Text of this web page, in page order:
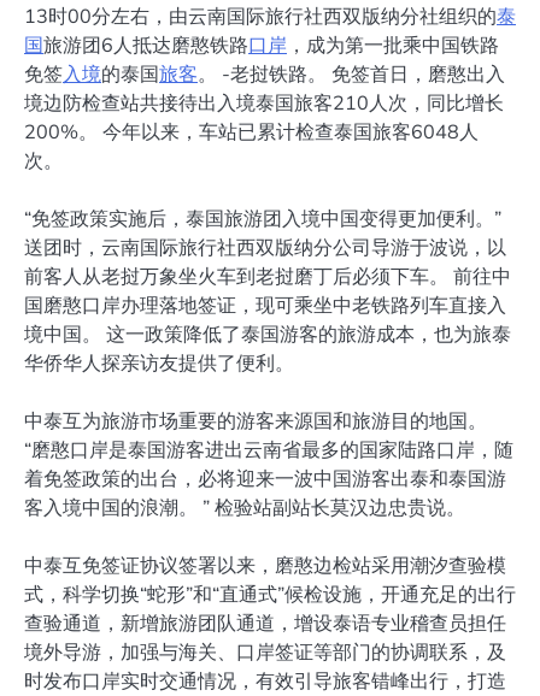
13时00分左右，由云南国际旅行社西双版纳分社组织的泰
国旅游团6人抵达磨憨铁路口岸 ，成为第一批乘中国铁路
免签入境的泰国旅客。 -老挝铁路。 免签首日，磨憨出入
境边防检查站共接待出入境泰国旅客210人次，同比增长
200%。 今年以来，车站已累计检查泰国旅客6048人
次。
“免签政策实施后，泰国旅游团入境中国变得更加便利。”
送团时，云南国际旅行社西双版纳分公司导游于波说，以
前客人从老挝万象坐火车到老挝磨丁后必须下车。 前往中
国磨憨口岸办理落地签证，现可乘坐中老铁路列车直接入
境中国。 这一政策降低了泰国游客的旅游成本，也为旅泰
华侨华人探亲访友提供了便利。
中泰互为旅游市场重要的游客来源国和旅游目的地国。
“磨憨口岸是泰国游客进出云南省最多的国家陆路口岸，随
着免签政策的出台，必将迎来一波中国游客出泰和泰国游
客入境中国的浪潮。 ” 检验站副站长莫汉边忠贵说。
中泰互免签证协议签署以来，磨憨边检站采用潮汐查验模
式，科学切换“蛇形”和“直通式”候检设施，开通充足的出行
查验通道，新增旅游团队通道，增设泰语专业稽查员担任
境外导游，加强与海关、口岸签证等部门的协调联系，及
时发布口岸实时交通情况，有效引导旅客错峰出行，打造